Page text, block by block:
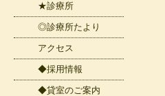
★診療所
◎診療所たより
アクセス
◆採用情報
◆貸室のご案内